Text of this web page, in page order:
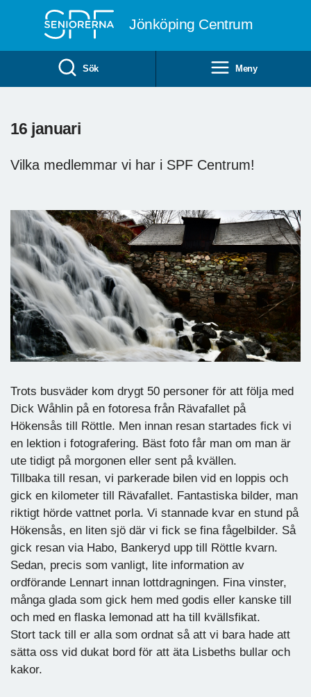
Jönköping Centrum
Sök Meny
16 januari
Vilka medlemmar vi har i SPF Centrum!
Trots busväder kom drygt 50 personer för att följa med
Dick Wåhlin på en fotoresa från Rävafallet på
Hökensås till Röttle. Men innan resan startades fick vi
en lektion i fotografering. Bäst foto får man om man är
ute tidigt på morgonen eller sent på kvällen.
Tillbaka till resan, vi parkerade bilen vid en loppis och
gick en kilometer till Rävafallet. Fantastiska bilder, man
riktigt hörde vattnet porla. Vi stannade kvar en stund på
Hökensås, en liten sjö där vi fick se fina fågelbilder. Så
gick resan via Habo, Bankeryd upp till Röttle kvarn.
Sedan, precis som vanligt, lite information av
ordförande Lennart innan lottdragningen. Fina vinster,
många glada som gick hem med godis eller kanske till
och med en flaska lemonad att ha till kvällsfikat.
Stort tack till er alla som ordnat så att vi bara hade att
sätta oss vid dukat bord för att äta Lisbeths bullar och
kakor.